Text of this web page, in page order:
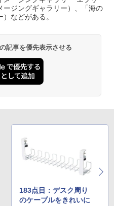
ージングギャラリー）、「海の
などがある。
記事を優先表示させる
183点目：デスク周り
のケーブルをきれいに